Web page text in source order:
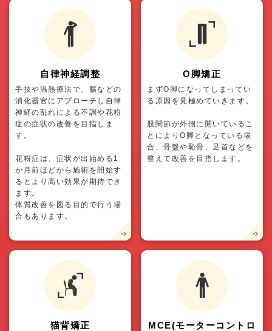
自律神経調整
手技や温熱療法で、腸などの
消化器官にアプローチし自律
神経の乱れによる不調や花粉
症の症状の改善を目指しま
す。
花粉症は、症状が出始める1
か月前ほどから施術を開始す
るとより高い効果が期待でき
ます。
体質改善を図る目的で行う場
合もあります。
O脚矯正
まずO脚になってしまってい
る原因を見極めていきます。
股関節が外側に開いているこ
とによりO脚となっている場
合、骨盤や恥骨、足首などを
整えて改善を目指します。
猫背矯正
MCE(モーターコントロ